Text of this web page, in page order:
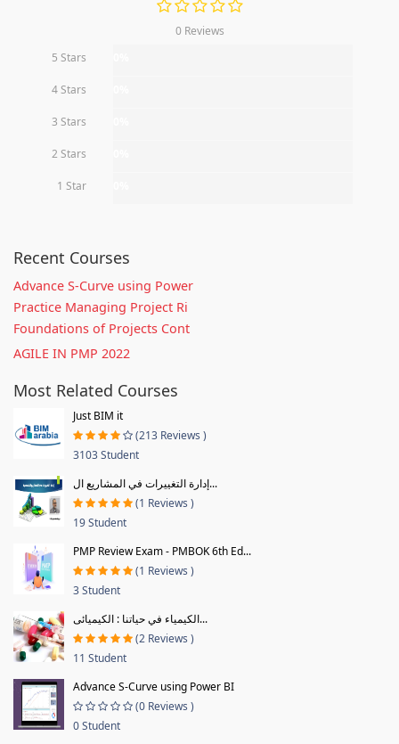
0 Reviews
5 Stars
4 Stars
3 Stars
2 Stars
1 Star
Recent Courses
Advance S-Curve using Power
Practice Managing Project Ri
Foundations of Projects Cont
AGILE IN PMP 2022
Most Related Courses
Just BIM it
(213 Reviews )
3103 Student
إدارة التغييرات في المشاريع ال...
(1 Reviews )
19 Student
PMP Review Exam - PMBOK 6th Ed...
(1 Reviews )
3 Student
الكيمياء في حياتنا : الكيميائى...
(2 Reviews )
11 Student
Advance S-Curve using Power BI
(0 Reviews )
0 Student